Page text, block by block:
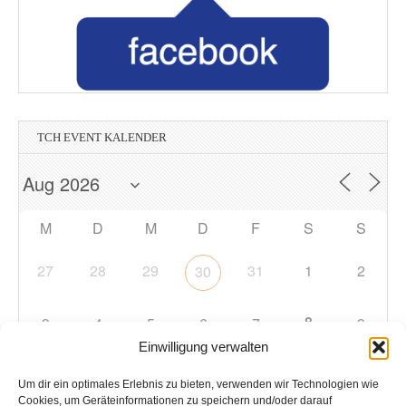
Einwilligung verwalten
Um dir ein optimales Erlebnis zu bieten, verwenden wir Technologien wie
Cookies, um Geräteinformationen zu speichern und/oder darauf
TCH EVENT KALENDER
M D M D F S S
27 28 29 30 31 1 2
3 4 5 6 7 8 9
10 11 12 13 14 15